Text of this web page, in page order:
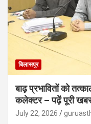
बिलासपुर
बाढ़ प्रभावितों को
कलेक्टर – पढ़ें पूरी
July 22, 2026